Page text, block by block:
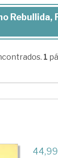
Rebullida,
1